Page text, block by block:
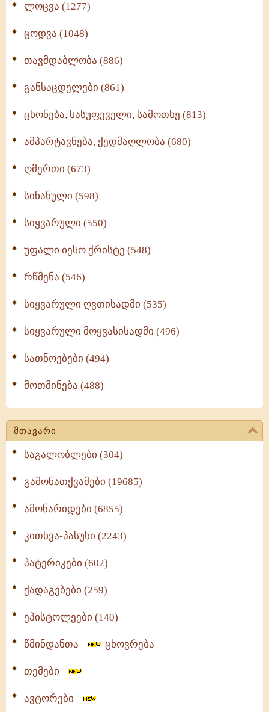
ლოცვა (1277)
ცოდვა (1048)
თავმდაბლობა (886)
განსაცდელები (861)
ცხონება, სასუფეველი, სამოთხე (813)
ამპარტავნება, ქედმაღლობა (680)
ღმერთი (673)
სინანული (598)
სიყვარული (550)
უფალი იესო ქრისტე (548)
რწმენა (546)
სიყვარული ღვთისადმი (535)
სიყვარული მოყვასისადმი (496)
სათნოებები (494)
მოთმინება (488)
მთავარი
საგალობლები (304)
გამონათქვამები (19685)
ამონარიდები (6855)
კითხვა-პასუხი (2243)
პატერიკები (602)
ქადაგებები (259)
ეპისტოლეები (140)
წმინდანთა ცხოვრება
თემები
ავტორები